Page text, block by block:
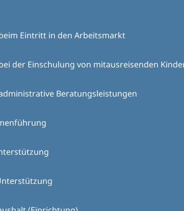
Eintritt in den Arbeitsmarkt
der Einschulung von mitausreisenden
Beratungsleistungen